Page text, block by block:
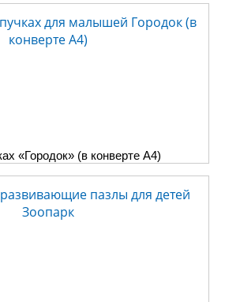
«Городок» (в конверте A4)